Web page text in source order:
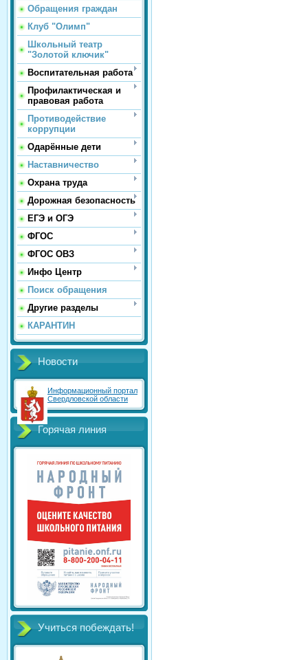
Обращения граждан
Клуб "Олимп"
Школьный театр
"Золотой ключик"
Воспитательная работа
Профилактическая и
правовая работа
Противодействие
коррупции
Одарённые дети
Наставничество
Охрана труда
Дорожная безопасность
ЕГЭ и ОГЭ
ФГОС
ФГОС ОВЗ
Инфо Центр
Поиск обращения
Другие разделы
КАРАНТИН
Новости
Информационный портал
Свердловской области
Горячая линия
Учиться побеждать!